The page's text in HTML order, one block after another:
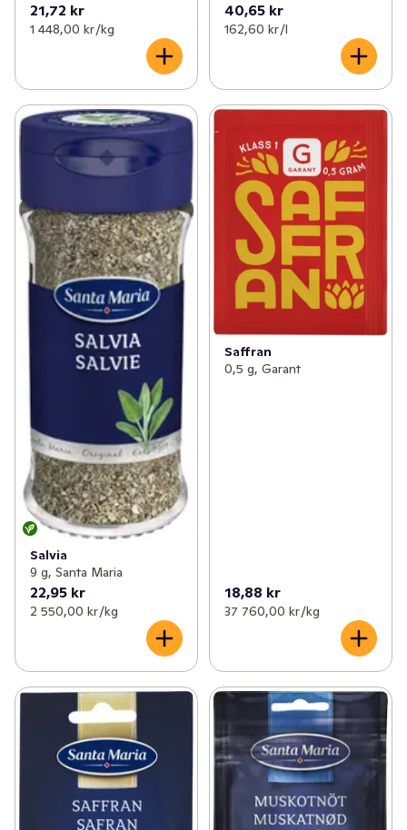
21,72 kr
1 448,00 kr /kg
40,65 kr
162,60 kr /l
Salvia
9 g, Santa Maria
22,95 kr
2 550,00 kr /kg
Saffran
0,5 g, Garant
18,88 kr
37 760,00 kr /kg